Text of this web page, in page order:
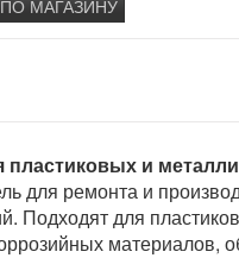
и
для ремонта и
Подходят для